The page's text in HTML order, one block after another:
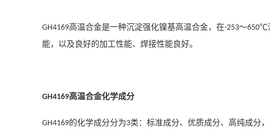
GH4169高温合金是一种沉淀强化镍基高温合金，在-253～650℃
能，以及良好的加工性能、焊接性能良好。
GH4169高温合金化学成分
GH4169的化学成分分为3类：标准成分、优质成分、高纯成分，